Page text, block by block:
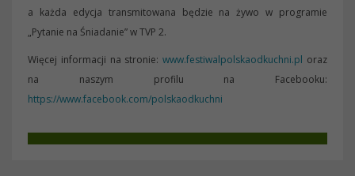
a każda edycja transmitowana będzie na żywo w programie
„Pytanie na Śniadanie” w TVP 2.
Więcej informacji na stronie:www.festiwalpolskaodkuchni.pl oraz
na naszym profilu na Facebooku:
https://www.facebook.com/polskaodkuchni